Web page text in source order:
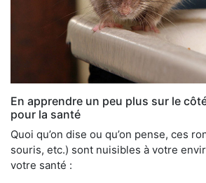
En apprendre un peu plus sur le
pour la santé
Quoi qu’on dise ou qu’on pense, ces
souris, etc.) sont nuisibles à votre
votre santé :